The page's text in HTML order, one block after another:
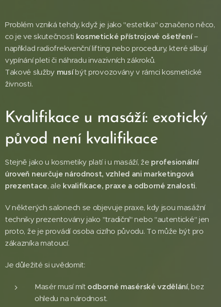
Problém vzniká tehdy, když je jako "estetika" označeno něco,
co je ve skutečnosti kosmetické přístrojové ošetření–
například radiofrekvenční lifting nebo procedury, které slibují
vypínání pleti či náhradu invazivních zákroků.
Takové služby musíbýt provozovány v rámci kosmetické
živnosti.
Kvalifikace u masáží: exotický
původ není kvalifikace
Stejně jako u kosmetiky platí i u masáží, že profesionální
úroveň neurčuje národnost, vzhled ani marketingová
prezentace, ale kvalifikace, praxe a odborné znalosti.
V některých salonech se objevuje praxe, kdy jsou masážní
techniky prezentovány jako "tradiční" nebo "autentické" jen
proto, že je provádí osoba cizího původu. To může být pro
zákazníka matoucí.
Je důležité si uvědomit:
Masér musí mít odborné masérské vzdělání, bez
ohledu na národnost.